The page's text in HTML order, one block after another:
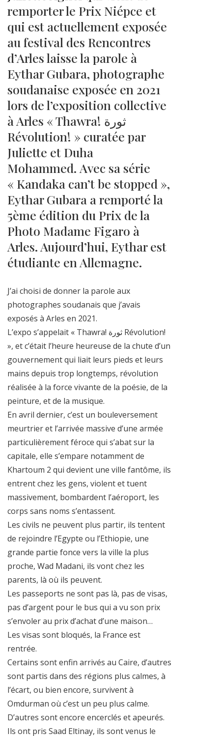
remporter le Prix Niépce et
qui est actuellement exposée
au festival des Rencontres
d’Arles laisse la parole à
Eythar Gubara, photographe
soudanaise exposée en 2021
lors de l’exposition collective
à Arles « Thawra! ثورة
Révolution! » curatée par
Juliette et Duha
Mohammed. Avec sa série
« Kandaka can’t be stopped »,
Eythar Gubara a remporté la
5ème édition du Prix de la
Photo Madame Figaro à
Arles. Aujourd’hui, Eythar est
étudiante en Allemagne.
J’ai choisi de donner la parole aux
photographes soudanais que j’avais
exposés à Arles en 2021.
L’expo s’appelait « Thawra! ثورة Révolution!
», et c’était l’heure heureuse de la chute d’un
gouvernement qui liait leurs pieds et leurs
mains depuis trop longtemps, révolution
réalisée à la force vivante de la poésie, de la
peinture, et de la musique.
En avril dernier, c’est un bouleversement
meurtrier et l’arrivée massive d’une armée
particulièrement féroce qui s’abat sur la
capitale, elle s’empare notamment de
Khartoum 2 qui devient une ville fantôme, ils
entrent chez les gens, violent et tuent
massivement, bombardent l’aéroport, les
corps sans noms s’entassent.
Les civils ne peuvent plus partir, ils tentent
de rejoindre l’Egypte ou l’Ethiopie, une
grande partie fonce vers la ville la plus
proche, Wad Madani, ils vont chez les
parents, là où ils peuvent.
Les passeports ne sont pas là, pas de visas,
pas d’argent pour le bus qui a vu son prix
s’envoler au prix d’achat d’une maison…
Les visas sont bloqués, la France est
rentrée.
Certains sont enfin arrivés au Caire, d’autres
sont partis dans des régions plus calmes, à
l’écart, ou bien encore, survivent à
Omdurman où c’est un peu plus calme.
D’autres sont encore encerclés et apeurés.
Ils ont pris Saad Eltinay, ils sont venus le